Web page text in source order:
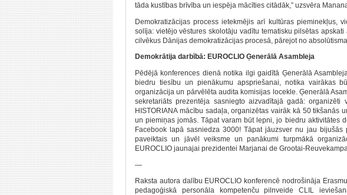
tāda kustības brīvība un iespēja mācīties citādāk,” uzsvēra
Demokratizācijas process ietekmējis arī kultūras pieminekļus,
solīja: vietējo vēstures skolotāju vadītu tematisku pilsētas
cilvēkus Dānijas demokratizācijas procesā, pārejot no
Demokrātija darbībā: EUROCLIO Ģenerālā Asambleja
Pēdējā konferences dienā notika ilgi gaidītā Ģenerālā
biedru tiesību un pienākumu apspriešanai, notika vairākas
organizācija un pārvēlēta audita komisijas locekle. Ģenerālā
sekretariāts prezentēja sasniegto aizvadītajā gadā:
HISTORIANA mācību sadaļa, organizētas vairāk kā 50 tikšanās
un piemiņas jomās. Tāpat varam būt lepni, jo biedru aktivitātes
Facebook lapā sasniedza 3000! Tāpat jāuzsver nu jau bijušās
paveiktais un jāvēl veiksme un panākumi turpmākā
EUROCLIO jaunajai prezidentei Marjanai de Grootai-
—
Raksta autora dalību EUROCLIO konferencē nodrošināja
pedagoģiskā personāla kompetenču pilnveide CLIL